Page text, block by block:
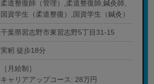
柔道整復師（管理）,柔道整復師,鍼灸師,
国資学生（柔道整復）,国資学生（鍼灸）
千葉県習志野市東習志野5丁目31-15
実籾 徒歩18分
［月給制］
キャリアアップコース: 28万円